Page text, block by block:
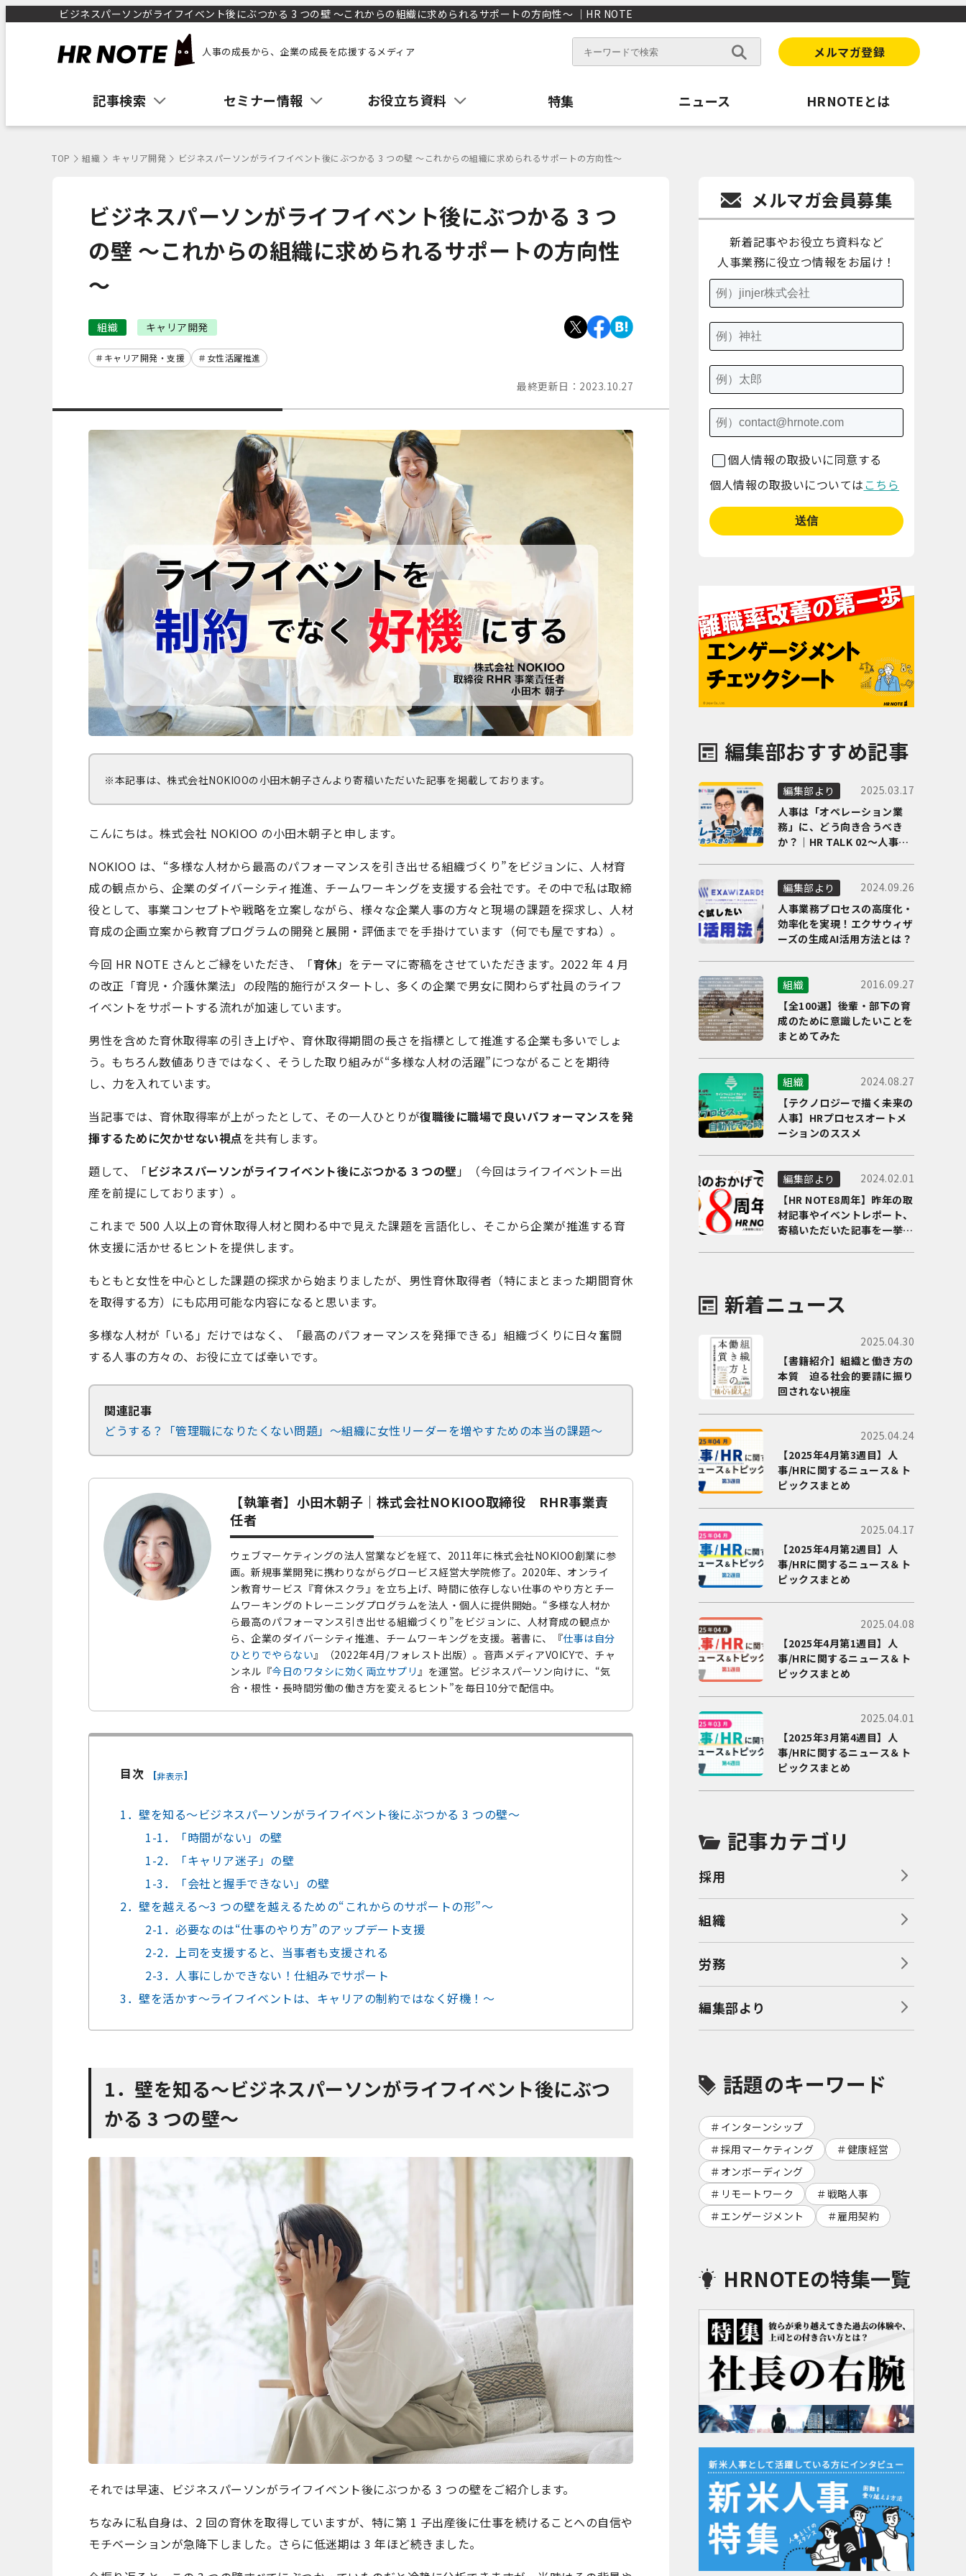
ビジネスパーソンがライフイベント後にぶつかる 3 つの壁 ～これからの組織に求められるサポートの方向性～ ｜HR NOTE
人事の成長から、企業の成長を応援するメディア メルマガ登録
記事検索 セミナー情報 お役立ち資料 特集 ニュース HRNOTEとは
TOP 組織 キャリア開発 ビジネスパーソンがライフイベント後にぶつかる 3 つの壁 ～これからの組織に求められるサポートの方向性～
ビジネスパーソンがライフイベント後にぶつかる 3 つ
の壁 ～これからの組織に求められるサポートの方向性
～
組織 キャリア開発
キャリア開発・支援 女性活躍推進
最終更新日： 2023.10.27
※本記事は、株式会社NOKIOOの小田木朝子さんより寄稿いただいた記事を掲載しております。
こんにちは。株式会社 NOKIOO の小田木朝子と申します。
NOKIOO は、“多様な人材から最高のパフォーマンスを引き出せる組織づくり”をビジョンに、人材育
成の観点から、企業のダイバーシティ推進、チームワーキングを支援する会社です。その中で私は取締
役として、事業コンセプトや戦略を立案しながら、様々な企業人事の方々と現場の課題を探求し、人材
育成の企画立案から教育プログラムの開発と展開・評価までを手掛けています（何でも屋ですね）。
今回 HR NOTE さんとご縁をいただき、「育休」をテーマに寄稿をさせていただきます。2022 年 4 月
の改正「育児・介護休業法」の段階的施行がスタートし、多くの企業で男女に関わらず社員のライフ
イベントをサポートする流れが加速しています。
男性を含めた育休取得率の引き上げや、育休取得期間の長さを指標として推進する企業も多いでしょ
う。もちろん数値ありきではなく、そうした取り組みが“多様な人材の活躍”につながることを期待
し、力を入れています。
当記事では、育休取得率が上がったとして、その一人ひとりが復職後に職場で良いパフォーマンスを発
揮するために欠かせない視点を共有します。
題して、「ビジネスパーソンがライフイベント後にぶつかる 3 つの壁」（今回はライフイベント＝出
産を前提にしております）。
これまで 500 人以上の育休取得人材と関わる中で見えた課題を言語化し、そこから企業が推進する育
休支援に活かせるヒントを提供します。
もともと女性を中心とした課題の探求から始まりましたが、男性育休取得者（特にまとまった期間育休
を取得する方）にも応用可能な内容になると思います。
多様な人材が「いる」だけではなく、「最高のパフォーマンスを発揮できる」組織づくりに日々奮闘
する人事の方々の、お役に立てば幸いです。
関連記事
どうする？「管理職になりたくない問題」～組織に女性リーダーを増やすための本当の課題～
【執筆者】小田木朝子｜株式会社NOKIOO取締役 RHR事業責
任者
ウェブマーケティングの法人営業などを経て、2011年に株式会社NOKIOO創業に参
画。新規事業開発に携わりながらグロービス経営大学院修了。2020年、オンライ
ン教育サービス『育休スクラ』を立ち上げ、時間に依存しない仕事のやり方とチー
ムワーキングのトレーニングプログラムを法人・個人に提供開始。“多様な人材か
ら最高のパフォーマンス引き出せる組織づくり”をビジョンに、人材育成の観点か
ら、企業のダイバーシティ推進、チームワーキングを支援。著書に、『仕事は自分
ひとりでやらない』（2022年4月/フォレスト出版）。音声メディアVOICYで、チャ
ンネル『今日のワタシに効く両立サプリ』を運営。ビジネスパーソン向けに、“気
合・根性・長時間労働の働き方を変えるヒント”を毎日10分で配信中。
目次 [非表示]
1．壁を知る～ビジネスパーソンがライフイベント後にぶつかる 3 つの壁～
1-1．「時間がない」の壁
1-2．「キャリア迷子」の壁
1-3．「会社と握手できない」の壁
2．壁を越える～3 つの壁を越えるための“これからのサポートの形”～
2-1．必要なのは“仕事のやり方”のアップデート支援
2-2．上司を支援すると、当事者も支援される
2-3．人事にしかできない！仕組みでサポート
3．壁を活かす～ライフイベントは、キャリアの制約ではなく好機！～
1． 壁を知る～ビジネスパーソンがライフイベント後にぶつ
かる 3 つの壁～
それでは早速、ビジネスパーソンがライフイベント後にぶつかる 3 つの壁をご紹介します。
ちなみに私自身は、2 回の育休を取得していますが、特に第 1 子出産後に仕事を続けることへの自信や
モチベーションが急降下しました。さらに低迷期は 3 年ほど続きました。
メルマガ会員募集
新着記事やお役立ち資料など
人事業務に役立つ情報をお届け！
個人情報の取扱いに同意する
個人情報の取扱いについては こちら
編集部おすすめ記事
編集部より
2025.03.17
人事は「オペレーション業
務」に、どう向き合うべき
か？｜HR TALK 02～人事DX
編集部より
2024.09.26
人事業務プロセスの高度化・
効率化を実現！エクサウィザ
ーズの生成AI活用方法とは？
組織
2016.09.27
【全100選】後輩・部下の育
成のために意識したいことを
まとめてみた
組織
2024.08.27
【テクノロジーで描く未来の
人事】HRプロセスオートメ
ーションのススメ
編集部より
2024.02.01
【HR NOTE8周年】昨年の取
材記事やイベントレポート、
寄稿いただいた記事を一挙に
新着ニュース
2025.04.30
【書籍紹介】組織と働き方の
本質 迫る社会的要請に振り
回されない視座
2025.04.24
【2025年4月第3週目】人
事/HRに関するニュース＆ト
ピックスまとめ
2025.04.17
【2025年4月第2週目】人
事/HRに関するニュース＆ト
ピックスまとめ
2025.04.08
【2025年4月第1週目】人
事/HRに関するニュース＆ト
ピックスまとめ
2025.04.01
【2025年3月第4週目】人
事/HRに関するニュース＆ト
ピックスまとめ
記事カテゴリ
採用
組織
労務
編集部より
話題のキーワード
インターンシップ
採用マーケティング
健康経営
オンボーディング
リモートワーク
戦略人事
エンゲージメント
雇用契約
HRNOTEの特集一覧